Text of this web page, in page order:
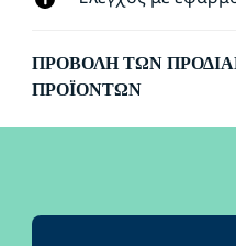
ΠΡΟΒΟΛΉ ΤΩΝ
ΠΡΟΪΌΝΤΩΝ